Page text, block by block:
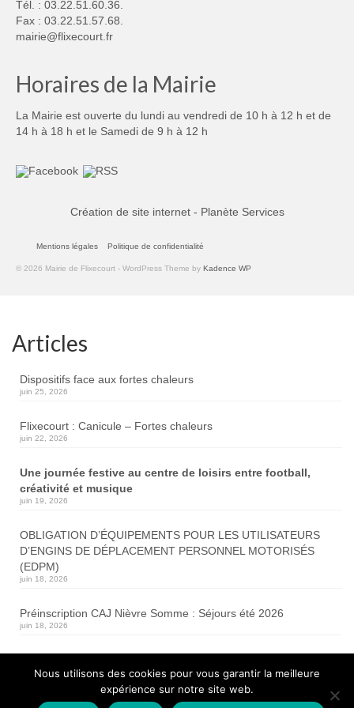
Tél. : 03.22.51.60.36.
Fax : 03.22.51.57.68.
mairie@flixecourt.fr
Horaires de la Mairie
La Mairie est ouverte du lundi au vendredi de 10 h à 12 h et de
14 h à 18 h et le Samedi de 9 h à 12 h
Création de site internet - Planète Services
Mentions légales Politique de confidentialité
© 2026 Mairie de Flixecourt - WordPress Theme by Kadence WP
Nous utilisons des cookies pour vous garantir la meilleure
expérience sur notre site web.
Articles
Dispositifs face aux fortes chaleurs
juin 25, 2026
Flixecourt : Canicule – Fortes chaleurs
juin 22, 2026
Une journée festive au centre de loisirs entre football,
créativité et musique
juin 19, 2026
OBLIGATION D’ÉQUIPEMENTS POUR LES UTILISATEURS
D’ENGINS DE DÉPLACEMENT PERSONNEL MOTORISÉS
(EDPM)
juin 18, 2026
Préinscription CAJ Nièvre Somme : Séjours été 2026
juin 18, 2026
RD1001